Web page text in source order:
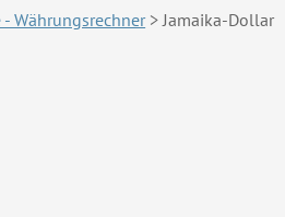
- Währungsrechner>Jamaika-Dollar